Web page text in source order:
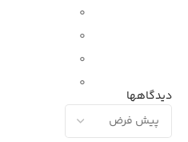
0
0
0
0
دیدگاهها